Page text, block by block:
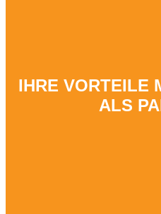
IHRE VORTEILE
ALS